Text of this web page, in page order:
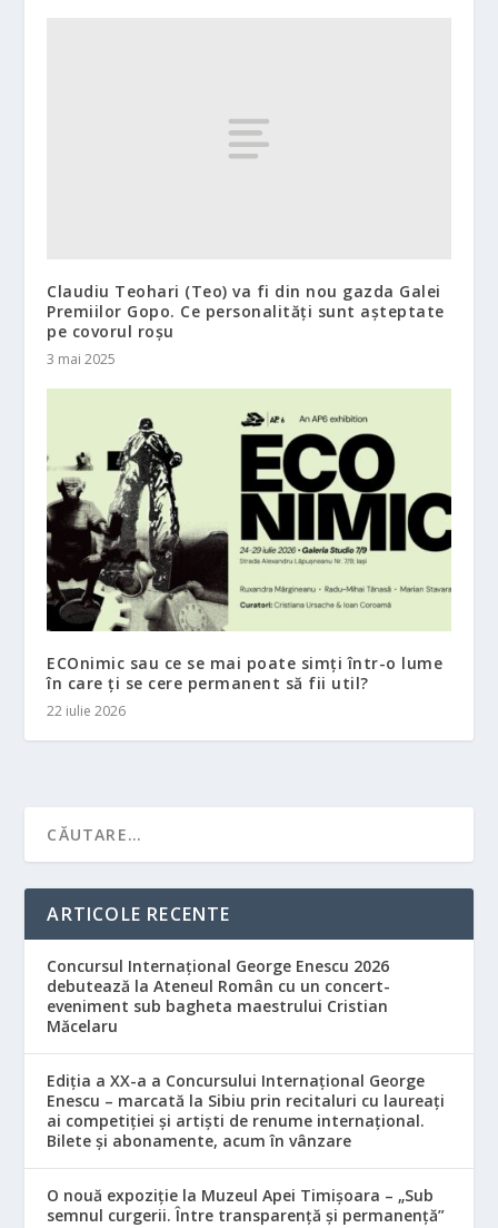
Claudiu Teohari (Teo) va fi din nou gazda Galei
Premiilor Gopo. Ce personalități sunt așteptate
pe covorul roșu
3 mai 2025
ECOnimic sau ce se mai poate simți într-o lume
în care ți se cere permanent să fii util?
22 iulie 2026
ARTICOLE RECENTE
Concursul Internațional George Enescu 2026
debutează la Ateneul Român cu un concert-
eveniment sub bagheta maestrului Cristian
Măcelaru
Ediția a XX-a a Concursului Internațional George
Enescu – marcată la Sibiu prin recitaluri cu laureați
ai competiției și artiști de renume internațional.
Bilete și abonamente, acum în vânzare
O nouă expoziție la Muzeul Apei Timișoara – „Sub
semnul curgerii. Între transparență și permanență”